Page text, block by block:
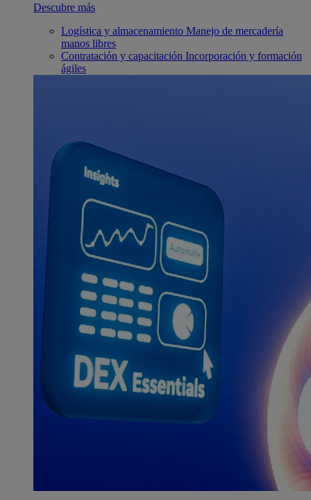
Descubre más
Logística y almacenamiento Manejo de mercadería
manos libres
Contratación y capacitación Incorporación y formación
ágiles